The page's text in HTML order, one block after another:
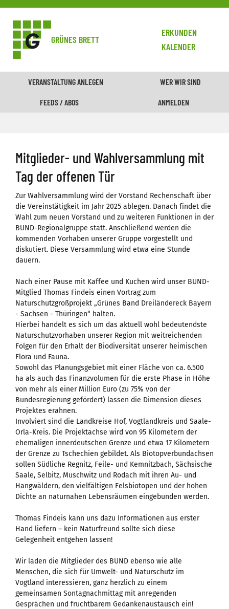
GRÜNES BRETT
ERKUNDEN
KALENDER
VERANSTALTUNG ANLEGEN WER WIR SIND
FEEDS / ABOS ANMELDEN
Mitglieder- und Wahlversammlung mit
Tag der offenen Tür
Zur Wahlversammlung wird der Vorstand Rechenschaft über
die Vereinstätigkeit im Jahr 2025 ablegen. Danach findet die
Wahl zum neuen Vorstand und zu weiteren Funktionen in der
BUND-Regionalgruppe statt. Anschließend werden die
kommenden Vorhaben unserer Gruppe vorgestellt und
diskutiert. Diese Versammlung wird etwa eine Stunde
dauern.
Nach einer Pause mit Kaffee und Kuchen wird unser BUND-
Mitglied Thomas Findeis einen Vortrag zum
Naturschutzgroßprojekt „Grünes Band Dreiländereck Bayern
- Sachsen - Thüringen“ halten.
Hierbei handelt es sich um das aktuell wohl bedeutendste
Naturschutzvorhaben unserer Region mit weitreichenden
Folgen für den Erhalt der Biodiversität unserer heimischen
Flora und Fauna.
Sowohl das Planungsgebiet mit einer Fläche von ca. 6.500
ha als auch das Finanzvolumen für die erste Phase in Höhe
von mehr als einer Million Euro (zu 75% von der
Bundesregierung gefördert) lassen die Dimension dieses
Projektes erahnen.
Involviert sind die Landkreise Hof, Vogtlandkreis und Saale-
Orla-Kreis. Die Projektachse wird von 95 Kilometern der
ehemaligen innerdeutschen Grenze und etwa 17 Kilometern
der Grenze zu Tschechien gebildet. Als Biotopverbundachsen
sollen Südliche Regnitz, Feile- und Kemnitzbach, Sächsische
Saale, Selbitz, Muschwitz und Rodach mit ihren Au- und
Hangwäldern, den vielfältigen Felsbiotopen und der hohen
Dichte an naturnahen Lebensräumen eingebunden werden.
Thomas Findeis kann uns dazu Informationen aus erster
Hand liefern – kein Naturfreund sollte sich diese
Gelegenheit entgehen lassen!
Wir laden die Mitglieder des BUND ebenso wie alle
Menschen, die sich für Umwelt- und Naturschutz im
Vogtland interessieren, ganz herzlich zu einem
gemeinsamen Sontagnachmittag mit anregenden
Gesprächen und fruchtbarem Gedankenaustausch ein!